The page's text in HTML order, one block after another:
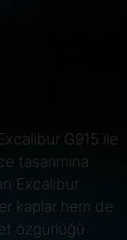
G915 ile
tasarımına
Excalibur
kaplar hem de
özgürlüğü